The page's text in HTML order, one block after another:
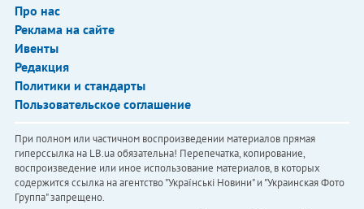
Про нас
Реклама на сайте
Ивенты
Редакция
Политики и стандарты
Пользовательское соглашение
При полном или частичном воспроизведении материалов прямая
гиперссылка на LB.ua обязательна! Перепечатка, копирование,
воспроизведение или иное использование материалов, в которых
содержится ссылка на агентство "Українськi Новини" и "Украинская Фото
Группа" запрещено.